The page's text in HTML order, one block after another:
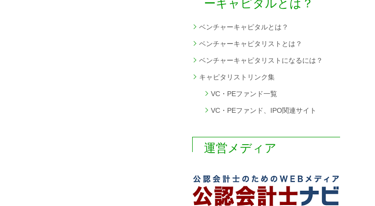
ーキャピタルとは？
ベンチャーキャピタルとは？
ベンチャーキャピタリストとは？
ベンチャーキャピタリストになるには？
キャピタリストリンク集
VC・PEファンド一覧
VC・PEファンド、IPO関連サイト
運営メディア